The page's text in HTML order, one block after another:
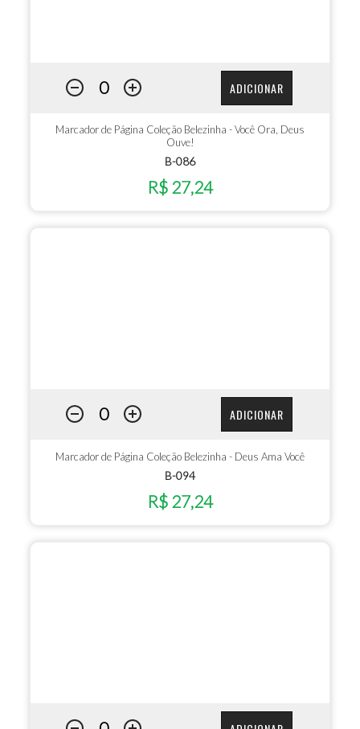
ADICIONAR
Marcador de Página Coleção Belezinha - Você Ora, Deus
Ouve!
B-086
R$ 27,24
ADICIONAR
Marcador de Página Coleção Belezinha - Deus Ama Você
B-094
R$ 27,24